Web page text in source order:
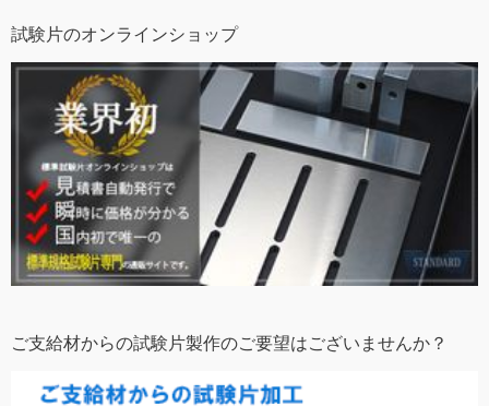
試験片のオンラインショップ
ご支給材からの試験片製作のご要望はございませんか？